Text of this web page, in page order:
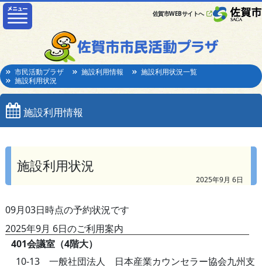
佐賀市WEBサイトへ
市民活動プラザ 施設利用情報
施設利用状況一覧
施設利用状況
施設利用情報
施設利用状況
2025年9月 6日
09月03日時点の予約状況です
2025年9月 6日のご利用案内
401会議室（4階大）
10-13 一般社団法人 日本産業カウンセラー協会九州支